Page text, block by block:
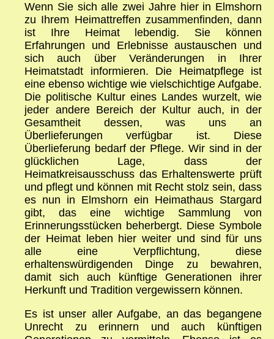
Wenn Sie sich alle zwei Jahre hier in Elmshorn
zu Ihrem Heimattreffen zusammenfinden, dann
ist Ihre Heimat lebendig. Sie können
Erfahrungen und Erlebnisse austauschen und
sich auch über Veränderungen in Ihrer
Heimatstadt informieren. Die Heimatpflege ist
eine ebenso wichtige wie vielschichtige Aufgabe.
Die politische Kultur eines Landes wurzelt, wie
jeder andere Bereich der Kultur auch, in der
Gesamtheit dessen, was uns an
Überlieferungen verfügbar ist. Diese
Überlieferung bedarf der Pflege. Wir sind in der
glücklichen Lage, dass der
Heimatkreisausschuss das Erhaltenswerte prüft
und pflegt und können mit Recht stolz sein, dass
es nun in Elmshorn ein Heimathaus Stargard
gibt, das eine wichtige Sammlung von
Erinnerungsstücken beherbergt. Diese Symbole
der Heimat leben hier weiter und sind für uns
alle eine Verpflichtung, diese
erhaltenswürdigenden Dinge zu bewahren,
damit sich auch künftige Generationen ihrer
Herkunft und Tradition vergewissern können.
Es ist unser aller Aufgabe, an das begangene
Unrecht zu erinnern und auch künftigen